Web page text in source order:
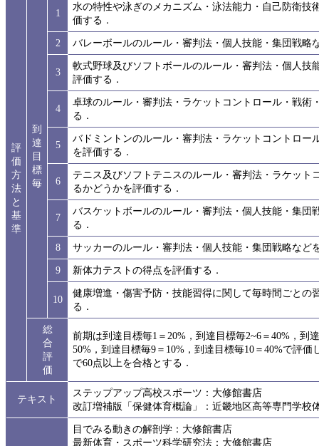
評
価
方
法
と
基
準
到
達
目
標
毎
1
水の特性や泳ぎのメカニズム・泳法能力・自己防衛
価する．
2
バレーボールのルール・審判法・個人技能・集団戦
3
軟式野球及びソフトボールのルール・審判法・個人
評価する．
4
卓球のルール・審判法・ラケットコントロール・戦
る．
5
バドミントンのルール・審判法・ラケットコントロ
を評価する．
6
テニス及びソフトテニスのルール・審判法・ラケッ
るかどうかを評価する．
7
バスケットボールのルール・審判法・個人技能・集
る．
8
サッカーのルール・審判法・個人技能・集団戦略など
9
新体力テストの得点を評価する．
10
健康増進・傷害予防・技能習得に関して毎時間ごと
る．
総
合
評
価
前期は到達目標毎1＝20%，到達目標毎2~6＝40%，到
50%，到達目標毎9＝10%，到達目標毎10＝40%で評
で60点以上を合格とする．
テキスト
ステップアップ高校スポーツ：大修館書店
改訂増補版「保健体育概論」：近畿地区高等専門学校
目でみる動きの解剖学：大修館書店
最新体育・スポーツ科学研究法：大修館書店